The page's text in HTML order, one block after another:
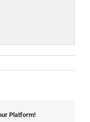
Platform!